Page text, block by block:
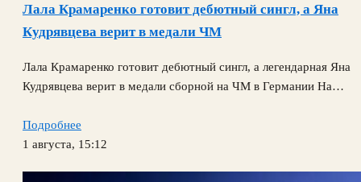
Лала Крамаренко готовит дебютный сингл, а Яна
Кудрявцева верит в медали ЧМ
Лала Крамаренко готовит дебютный сингл, а легендарная Яна
Кудрявцева верит в медали сборной на ЧМ в Германии На…
Подробнее
1 августа, 15:12